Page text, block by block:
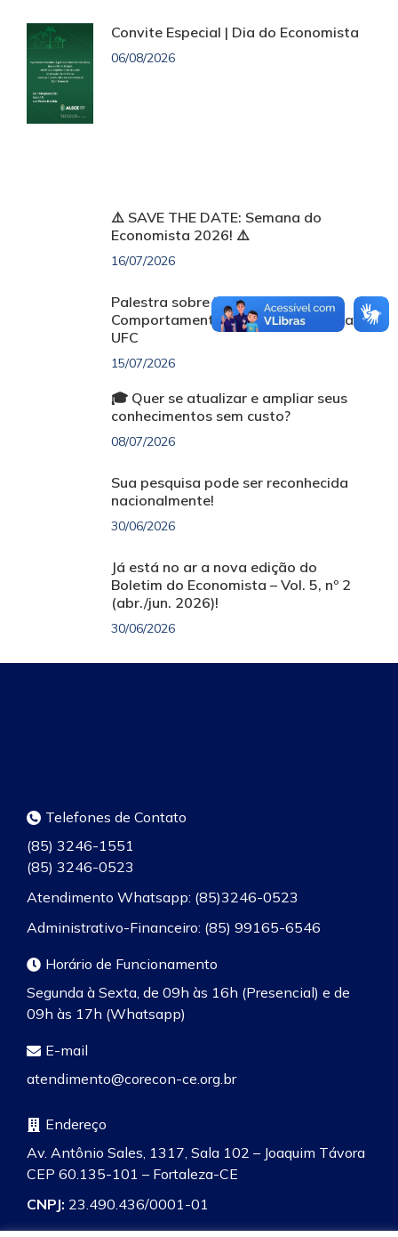
Convite Especial | Dia do Economista
06/08/2026
⚠️ SAVE THE DATE: Semana do
Economista 2026! ⚠️
16/07/2026
Palestra sobre Finanças
Comportamentais será realizada na
UFC
15/07/2026
🎓 Quer se atualizar e ampliar seus
conhecimentos sem custo?
08/07/2026
Sua pesquisa pode ser reconhecida
nacionalmente!
30/06/2026
Já está no ar a nova edição do
Boletim do Economista – Vol. 5, nº 2
(abr./jun. 2026)!
30/06/2026
Telefones de Contato
(85) 3246-1551
(85) 3246-0523
Atendimento Whatsapp: (85)3246-0523
Administrativo-Financeiro: (85) 99165-6546
Horário de Funcionamento
Segunda à Sexta, de 09h às 16h (Presencial) e de
09h às 17h (Whatsapp)
E-mail
atendimento@corecon-ce.org.br
Endereço
Av. Antônio Sales, 1317, Sala 102 – Joaquim Távora
CEP 60.135-101 – Fortaleza-CE
CNPJ: 23.490.436/0001-01